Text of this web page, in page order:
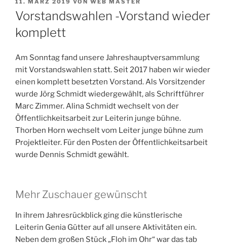
AM
11. MÄRZ 2019 VON WEB MASTER
Vorstandswahlen -Vorstand wieder
komplett
Am Sonntag fand unsere Jahreshauptversammlung
mit Vorstandswahlen statt. Seit 2017 haben wir wieder
einen komplett besetzten Vorstand. Als Vorsitzender
wurde Jörg Schmidt wiedergewählt, als Schriftführer
Marc Zimmer. Alina Schmidt wechselt von der
Öffentlichkeitsarbeit zur Leiterin junge bühne.
Thorben Horn wechselt vom Leiter junge bühne zum
Projektleiter. Für den Posten der Öffentlichkeitsarbeit
wurde Dennis Schmidt gewählt.
Mehr Zuschauer gewünscht
In ihrem Jahresrückblick ging die künstlerische
Leiterin Genia Gütter auf all unsere Aktivitäten ein.
Neben dem großen Stück „Floh im Ohr“ war das tab